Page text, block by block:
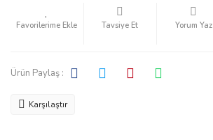
Tavsiye Et Yorum Yaz
Ürün Paylaş :
Karşılaştır